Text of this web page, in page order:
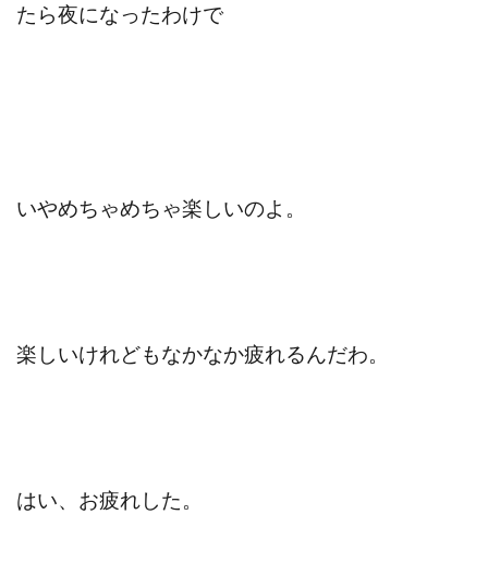
たら夜になったわけで
いやめちゃめちゃ楽しいのよ。
楽しいけれどもなかなか疲れるんだわ。
はい、お疲れした。